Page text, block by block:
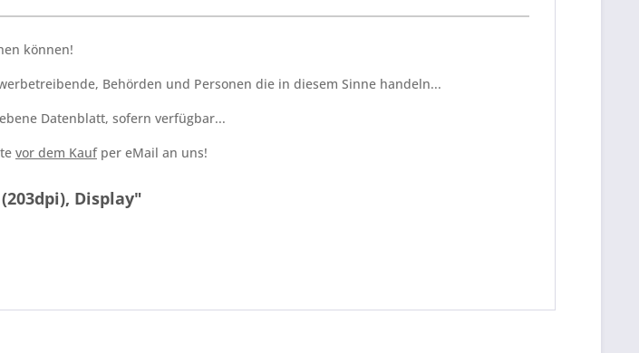
können!
Behörden und Personen die in diesem Sinne handeln...
Datenblatt, sofern verfügbar...
vor dem Kaufper eMail an uns!
Display"